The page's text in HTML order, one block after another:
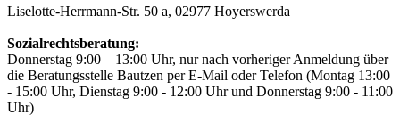
Liselotte-Herrmann-Str. 50 a, 02977 Hoyerswerda
Sozialrechtsberatung:
Donnerstag 9:00 – 13:00 Uhr, nur nach vorheriger Anmeldung über
die Beratungsstelle Bautzen per E-Mail oder Telefon (Montag 13:00
- 15:00 Uhr, Dienstag 9:00 - 12:00 Uhr und Donnerstag 9:00 - 11:00
Uhr)